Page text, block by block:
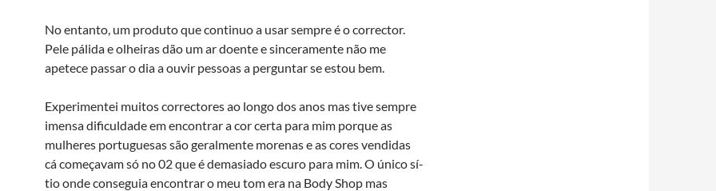
No entanto, um produto que continuo a usar sempre é o corrector.
Pele pálida e olheiras dão um ar doente e sinceramente não me
apetece passar o dia a ouvir pessoas a perguntar se estou bem.
Experimentei muitos correctores ao longo dos anos mas tive sempre
imensa dificuldade em encontrar a cor certa para mim porque as
mulheres portuguesas são geralmente morenas e as cores vendidas
cá começavam só no 02 que é demasiado escuro para mim. O único sí­
tio onde conseguia encontrar o meu tom era na Body Shop mas